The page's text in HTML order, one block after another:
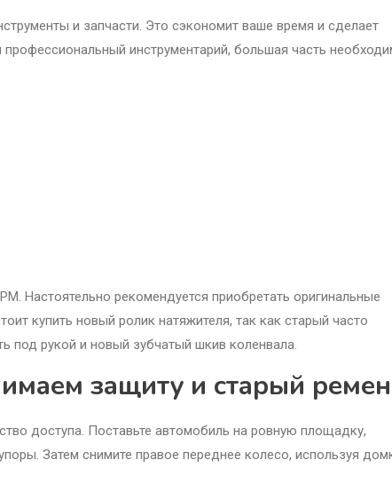
и запчасти. Это сэкономит ваше время и сделает
инструментарий, большая часть
Настоятельно рекомендуется приобретать оригинальные
купить новый ролик натяжителя, так как старый часто
под рукой и новый зубчатый шкив коленвала.
защиту и старый
доступа. Поставьте автомобиль на ровную площадку,
Затем снимите правое переднее колесо, используя